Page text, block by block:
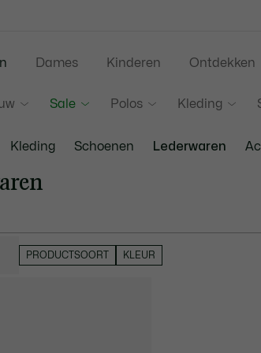
Sale Polos Kleding
Dames Kinderen Ontdekken
Kleding Schoenen Lederwaren
PRODUCTSOORT KLEUR